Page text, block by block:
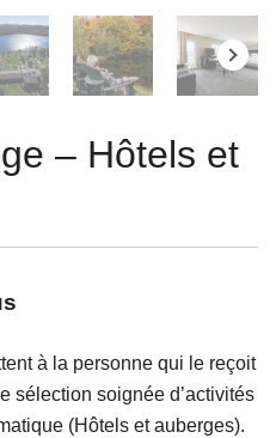
– Hôtels et
à la personne qui le reçoit
sélection soignée d’activités
(Hôtels et auberges).